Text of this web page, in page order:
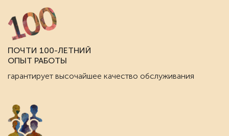
ПОЧТИ 100-ЛЕТНИЙ
ОПЫТ РАБОТЫ
гарантирует высочайшее качество обслуживания